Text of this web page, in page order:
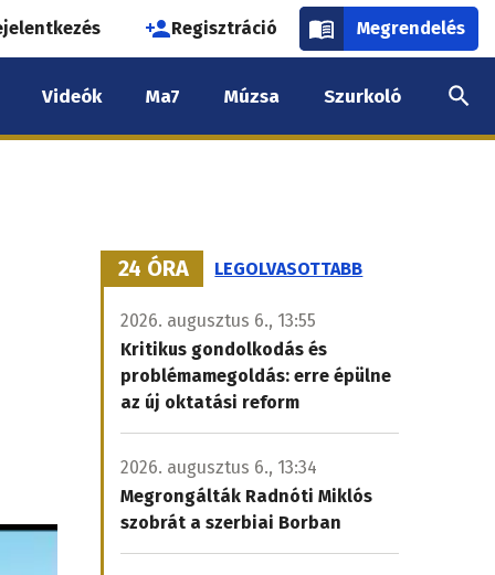
Regisztráció Megrendelés
Videók Ma7 Múzsa Szurkoló
24 ÓRA LEGOLVASOTTABB
2026. augusztus 6., 13:55
Kritikus gondolkodás és
problémamegoldás: erre épülne
az új oktatási reform
2026. augusztus 6., 13:34
Megrongálták Radnóti Miklós
szobrát a szerbiai Borban